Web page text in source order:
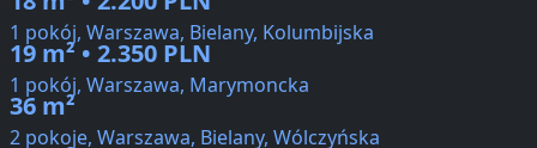
1 pokój, Warszawa, Bielany, Kolumbijska
19 m² • 2.350 PLN
1 pokój, Warszawa, Marymoncka
36 m²
2 pokoje, Warszawa, Bielany, Wólczyńska